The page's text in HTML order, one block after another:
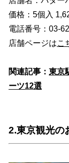
価格：5個入
電話番号：03-
店舗ページはこ
関連記事： 東京
ーツ12選
2.東京観光の